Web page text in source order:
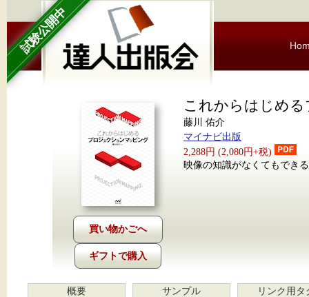
試験公開中
ギフトで購入
これからはじめ
藤川 佑介
マイナビ出版
2,288円 (2,080円+税)
映像の知識がなくてもでき
概要 サンプル リンク用タ